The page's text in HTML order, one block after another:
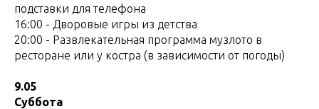
подставки для телефона
16:00 - Дворовые игры из детства
20:00 - Развлекательная программа музлото в
ресторане или у костра (в зависимости от погоды)
9.05
Суббота